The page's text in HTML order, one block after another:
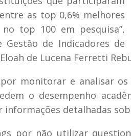
as top 0,6% melhores
top 100 em pesquisa”,
de Indicadores de
de Lucena Ferretti
monitorar e analisar
o desempenho
detalhadas
por não utilizar